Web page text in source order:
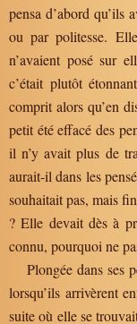
pensa d’abord qu’ils
ou par politesse.
n’avaient posé sur
c’était plutôt
comprit alors qu’en
petit été effacé des
il n’y avait plus de
aurait-il dans les
souhaitait pas, mais
? Elle devait dès à
connu, pourquoi ne
Plongée dans ses
lorsqu’ils arrivèrent
suite où elle se